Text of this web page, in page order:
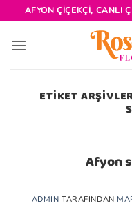
İçeriğe
atla
AFYON ÇIÇEKÇI, CANLI
ETIKET
Afyon
ADMIN TARAFINDAN